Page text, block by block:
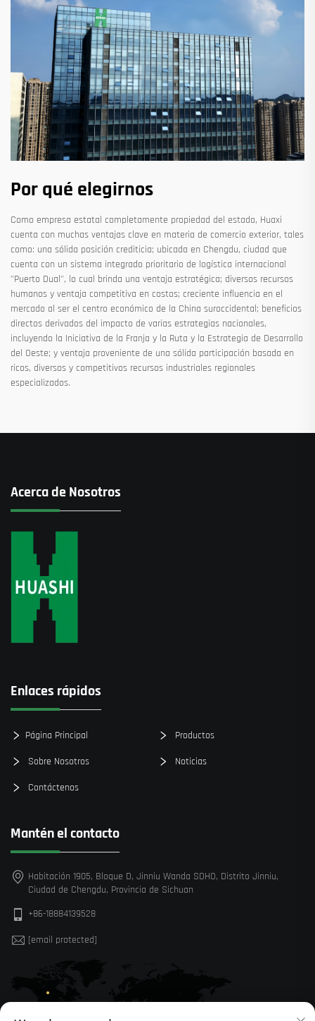
Por qué elegirnos
Como empresa estatal completamente propiedad del estado, Huaxi
cuenta con muchas ventajas clave en materia de comercio exterior, tales
como: una sólida posición crediticia; ubicada en Chengdu, ciudad que
cuenta con un sistema integrado prioritario de logística internacional
"Puerto Dual", lo cual brinda una ventaja estratégica; diversos recursos
humanos y ventaja competitiva en costos; creciente influencia en el
mercado al ser el centro económico de la China suroccidental; beneficios
directos derivados del impacto de varias estrategias nacionales,
incluyendo la Iniciativa de la Franja y la Ruta y la Estrategia de Desarrollo
del Oeste; y ventaja proveniente de una sólida participación basada en
ricos, diversos y competitivos recursos industriales regionales
especializados.
Acerca de Nosotros
Enlaces rápidos
Página Principal Productos
Sobre Nosotros Noticias
Contáctenos
Mantén el contacto
Habitación 1905, Bloque D, Jinniu Wanda SOHO, Distrito Jinniu,
Ciudad de Chengdu, Provincia de Sichuan
+86-18884139528
[email protected]